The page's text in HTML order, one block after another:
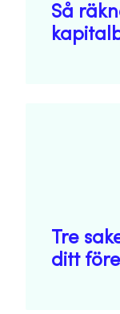
Så
Tre
ditt